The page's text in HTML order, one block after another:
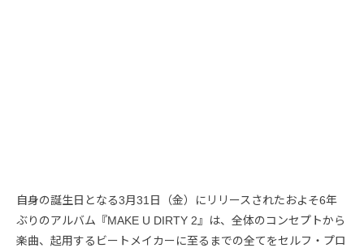
自身の誕生日となる3月31日（金）にリリースされたおよそ6年
ぶりのアルバム『MAKE U DIRTY 2』は、全体のコンセプトから
楽曲、起用するビートメイカーに至るまでの全てをセルフ・プロ